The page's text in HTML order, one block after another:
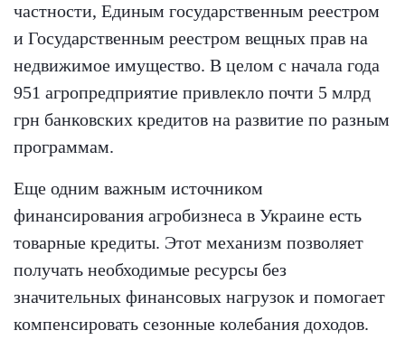
частности, Единым государственным реестром
и Государственным реестром вещных прав на
недвижимое имущество. В целом с начала года
951 агропредприятие привлекло почти 5 млрд
грн банковских кредитов на развитие по разным
программам.
Еще одним важным источником
финансирования агробизнеса в Украине есть
товарные кредиты. Этот механизм позволяет
получать необходимые ресурсы без
значительных финансовых нагрузок и помогает
компенсировать сезонные колебания доходов.